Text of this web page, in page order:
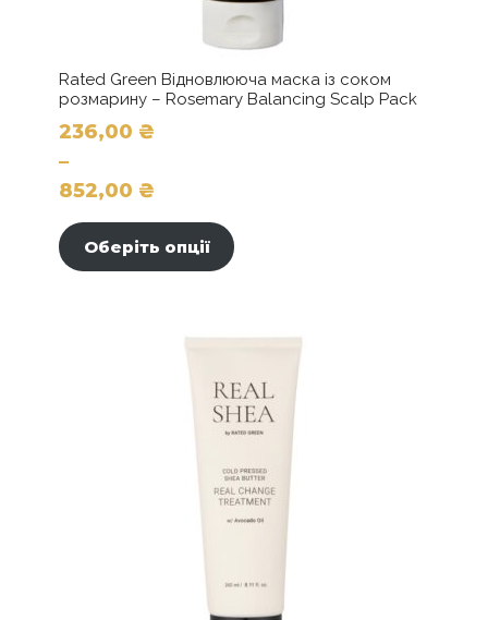
Rated Green Відновлююча маска із соком
розмарину – Rosemary Balancing Scalp Pack
236,00 ₴
–
852,00 ₴
Діапазон
цін:
від
Оберіть опції
Параметри
вибрати
на
сторінці